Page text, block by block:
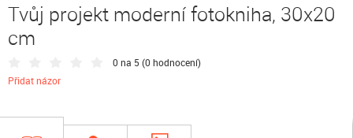
Tvůj projekt moderní fotokniha, 30x20
cm
0 na 5 (0 hodnocení)
Přidat názor